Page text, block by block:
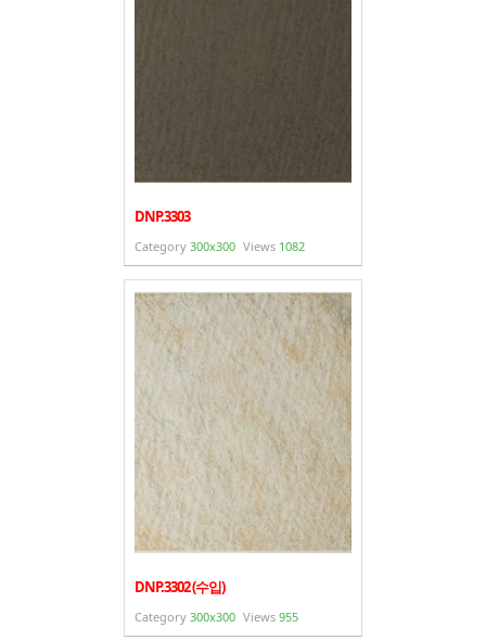
DNP.3303
Category 300x300 Views 1082
DNP.3302 (수입)
Category 300x300 Views 955